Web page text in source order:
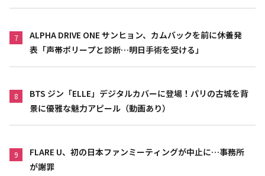
7
ALPHA DRIVE ONE サンヒョン、カムバックを前に休養発
表「声帯ポリープと診断…明日手術を受ける」
8
BTS ジン「ELLE」デジタルカバーに登場！パリの古城を背
景に優雅な魅力アピール（動画あり）
9
FLARE U、初の日本ファンミーティングが中止に…事務所
が謝罪